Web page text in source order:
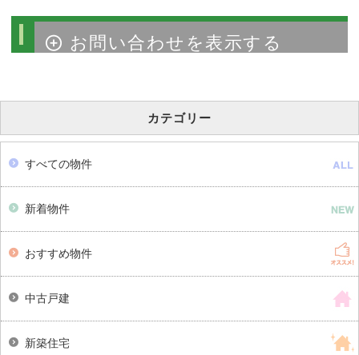
物件のお問い合わせ
カテゴリー
すべての物件
新着物件
おすすめ物件
中古戸建
新築住宅